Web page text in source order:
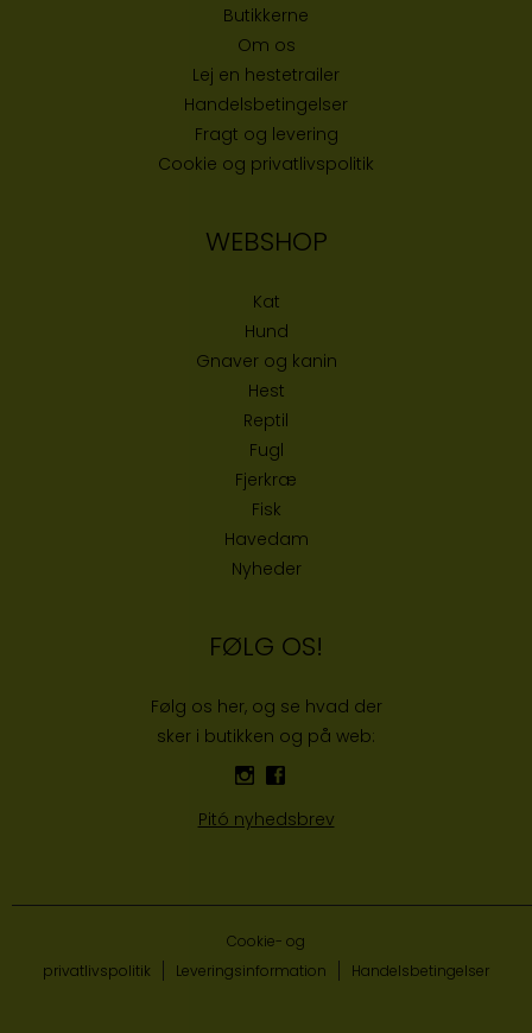
Butikkerne
Om os
Lej en hestetrailer
Handelsbetingelser
Fragt og levering
Cookie og privatlivspolitik
WEBSHOP
Kat
Hund
Gnaver og kanin
Hest
Reptil
Fugl
Fjerkræ
Fisk
Havedam
Nyheder
FØLG OS!
Følg os her, og se hvad der
sker i butikken og på web:
Pitó nyhedsbrev
Cookie- og
privatlivspolitik
Leveringsinformation Handelsbetingelser